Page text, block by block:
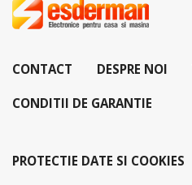
CONTACT DESPRE NOI
CONDITII DE GARANTIE
PROTECTIE DATE SI COOKIES